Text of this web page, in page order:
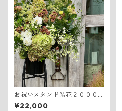
お祝いスタンド装花２０００
０円
¥22,000